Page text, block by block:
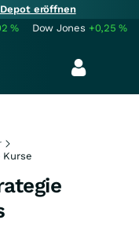
eröffnen
% Dow Jones +0,25%
Kurse